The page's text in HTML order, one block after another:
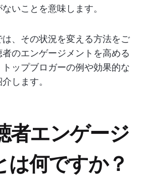
いことを意味します。
、その状況を変える方法をご
のエンゲージメントを高める
ップブロガーの例や効果的な
します。
者エンゲージ
は何ですか？